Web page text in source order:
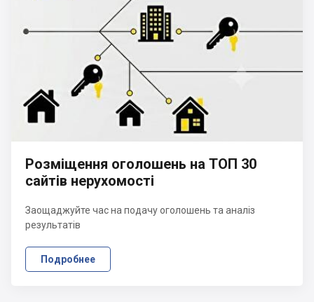
Розміщення оголошень на ТОП 30
сайтів нерухомості
Заощаджуйте час на подачу оголошень та аналіз
результатів
Подробнее